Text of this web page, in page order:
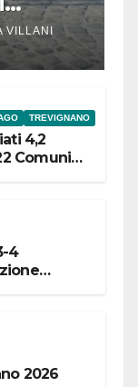
VILLANI
TREVIGNANO
4,2
Comuni
4
2026